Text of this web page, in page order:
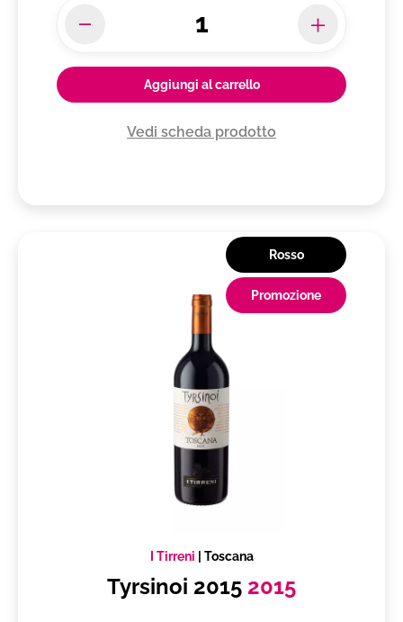
Aggiungi al carrello
Vedi scheda prodotto
Rosso
Promozione
I Tirreni Toscana
Tyrsinoi 2015 2015